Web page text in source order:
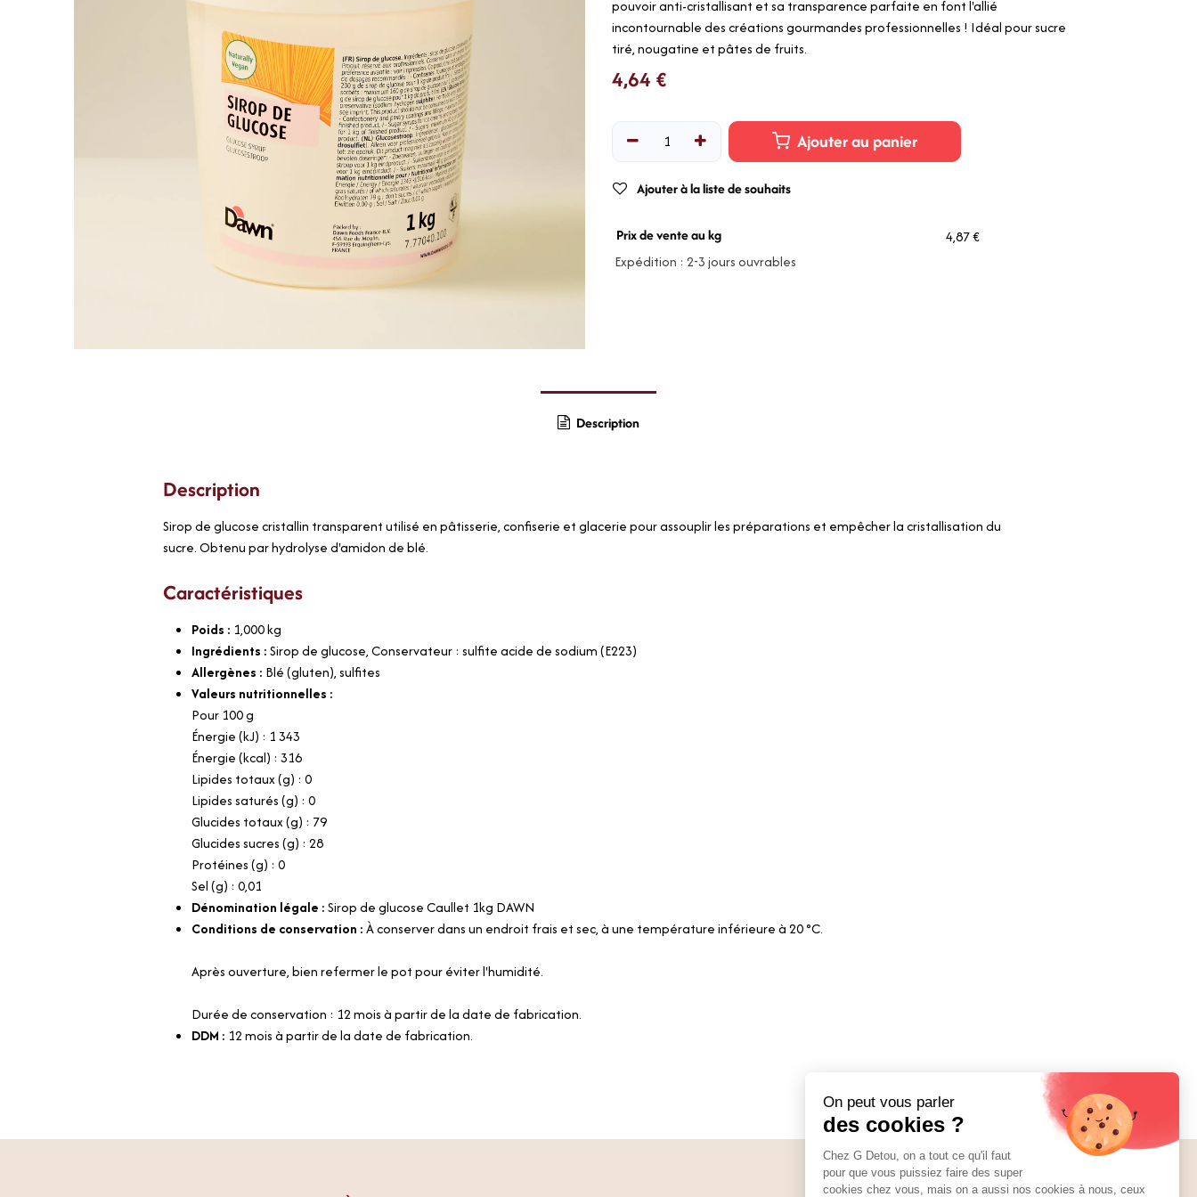
pouvoir anti-cristallisant et sa transparence parfaite en font l'allié
incontournable des créations gourmandes professionnelles ! Idéal pour sucre
tiré, nougatine et pâtes de fruits.
4,64 €
Ajouter au panier
Ajouter à la liste de souhaits
Prix de vente au kg
4,87 €
Expédition : 2-3 jours ouvrables
Description
Description
Sirop de glucose cristallin transparent utilisé en pâtisserie, confiserie et glacerie pour assouplir les préparations et empêcher la cristallisation du
sucre. Obtenu par hydrolyse d'amidon de blé.
Caractéristiques
Poids : 1,000kg
Ingrédients :Sirop de glucose, Conservateur : sulfite acide de sodium (E223)
Allergènes : Blé (gluten), sulfites
Valeurs nutritionnelles :
Pour 100 g
Énergie (kJ) : 1 343
Énergie (kcal) : 316
Lipides totaux (g) : 0
Lipides saturés (g) : 0
Glucides totaux (g) : 79
Glucides sucres (g) : 28
Protéines (g) : 0
Sel (g) : 0,01
Dénomination légale :Sirop de glucose Caullet 1kg DAWN
Conditions de conservation :À conserver dans un endroit frais et sec, à une température inférieure à 20 °C.
Après ouverture, bien refermer le pot pour éviter l'humidité.
Durée de conservation : 12 mois à partir de la date de fabrication.
DDM : 12 mois à partir de la date de fabrication.